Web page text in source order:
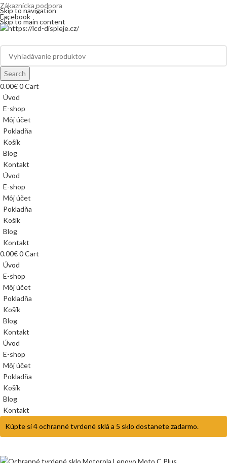
Skip to navigation
Skip to main content
Zákaznícka podpora
Facebook
Search
0.00€0Cart
Úvod
E-shop
Môj účet
Pokladňa
Košík
Blog
Kontakt
Úvod
E-shop
Môj účet
Pokladňa
Košík
Blog
Kontakt
0.00€0Cart
Úvod
E-shop
Môj účet
Pokladňa
Košík
Blog
Kontakt
Úvod
E-shop
Môj účet
Pokladňa
Košík
Blog
Kontakt
Kúpte si 4 ochranné tvrdené sklá a 5 sklo dostanete zadarmo.